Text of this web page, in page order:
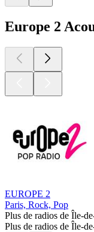
Europe 2
EUROPE 2
Paris, Rock, Pop
Plus de radios de Île-
Plus de radios de Île-